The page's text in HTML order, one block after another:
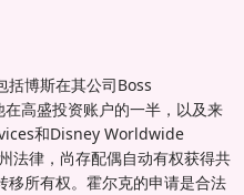
括博斯在其公司Boss
高盛投资账户的一半，以及来
和Disney Worldwide
法律，尚存配偶自动有权获得共
移所有权。霍尔克的申请是合法